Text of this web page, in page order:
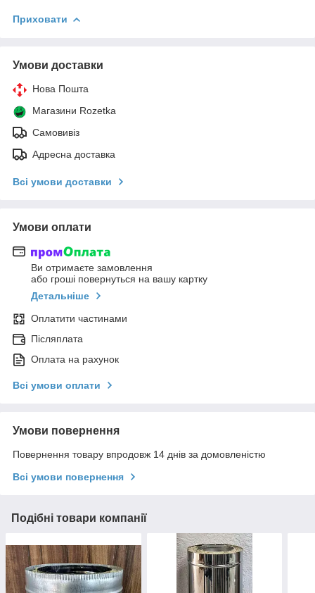
Приховати
Умови доставки
Нова Пошта
Магазини Rozetka
Самовивіз
Адресна доставка
Всі умови доставки
Умови оплати
Ви отримаєте замовлення
або гроші повернуться на вашу картку
Детальніше
Оплатити частинами
Післяплата
Оплата на рахунок
Всі умови оплати
Умови повернення
Повернення товару впродовж 14 днів за домовленістю
Всі умови повернення
Подібні товари компанії